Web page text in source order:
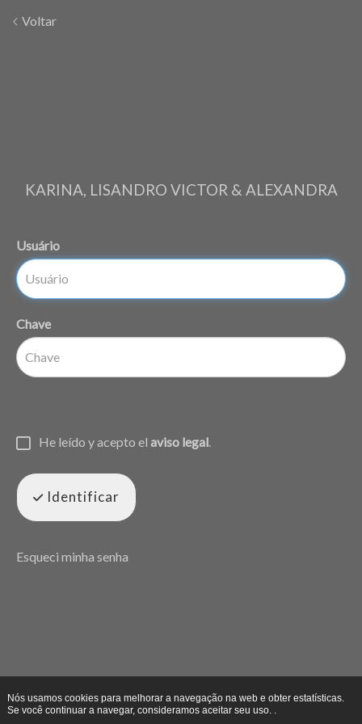
Voltar
KARINA, LISANDRO VICTOR & ALEXANDRA
Usuário
Chave
He leído y acepto el aviso legal
Identificar
Esqueci minha senha
Nós usamos cookies para melhorar a navegação na web e obter estatísticas.
Se você continuar a navegar, consideramos aceitar seu uso. .